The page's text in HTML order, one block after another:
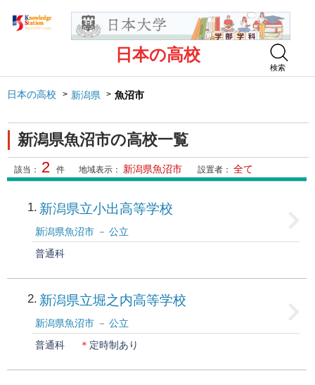
日本の高校
検索
日本の高校 新潟県 魚沼市
新潟県魚沼市の高校一覧
該当： 2 件 地域表示： 新潟県魚沼市 設置者： 全て
1 新潟県立小出高等学校
新潟県魚沼市
公立
普通科
2 新潟県立堀之内高等学校
新潟県魚沼市
公立
普通科
＊ 定時制あり